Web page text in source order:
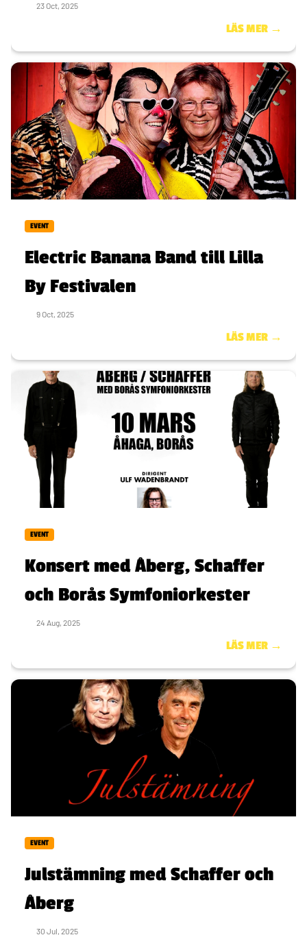
23 Oct, 2025
LÄS MER →
EVENT
Electric Banana Band till Lilla
By Festivalen
9 Oct, 2025
LÄS MER →
EVENT
Konsert med Åberg, Schaffer
och Borås Symfoniorkester
24 Aug, 2025
LÄS MER →
EVENT
Julstämning med Schaffer och
Åberg
30 Jul, 2025